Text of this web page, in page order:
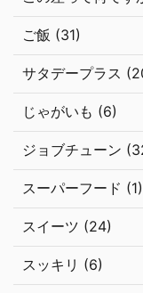
ご飯 (31)
サタデープラス
じゃがいも (6)
ジョブチューン
スーパーフード (1)
スイーツ (24)
スッキリ (6)